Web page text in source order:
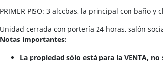
PRIMER PISO: 3 alcobas, la principal con baño
Unidad cerrada con portería 24 horas, salón
Notas importantes:
La propiedad sólo está para la VENTA, no